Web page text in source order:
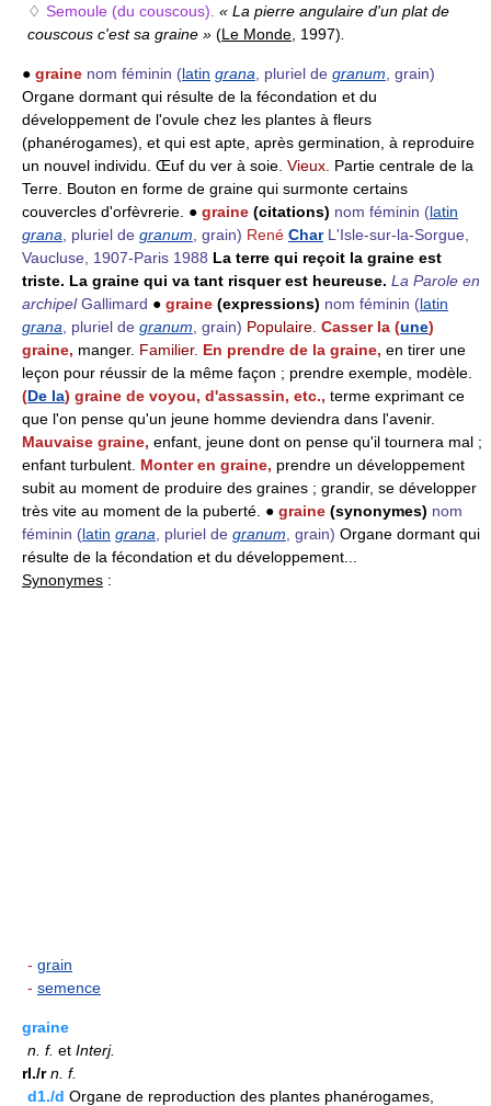
♢ Semoule (du couscous). « La pierre angulaire d'un plat de
couscous c'est sa graine » (Le Monde , 1997)
● graine nom féminin (latin grana , pluriel de granum , grain)
Organe dormant qui résulte de la fécondation et du
développement de l'ovule chez les plantes à fleurs
(phanérogames), et qui est apte, après germination, à reproduire
un nouvel individu. Œuf du ver à soie. Vieux. Partie centrale de la
Terre. Bouton en forme de graine qui surmonte certains
couvercles d'orfèvrerie. ● graine (citations) nom féminin (latin
grana , pluriel de granum , grain) René Char L'Isle-sur-la-Sorgue,
Vaucluse, 1907-Paris 1988 La terre qui reçoit la graine est
triste. La graine qui va tant risquer est heureuse. La Parole en
archipelGallimard ● graine (expressions) nom féminin (latin
grana , pluriel de granum , grain) Populaire. Casser la (une)
graine, manger. Familier. En prendre de la graine, en tirer une
leçon pour réussir de la même façon ; prendre exemple, modèle.
(De la) graine de voyou, d'assassin, etc., terme exprimant ce
que l'on pense qu'un jeune homme deviendra dans l'avenir.
Mauvaise graine, enfant, jeune dont on pense qu'il tournera mal ;
enfant turbulent. Monter en graine, prendre un développement
subit au moment de produire des graines ; grandir, se développer
très vite au moment de la puberté. ● graine (synonymes) nom
féminin (latin grana , pluriel de granum , grain) Organe dormant qui
résulte de la fécondation et du développement...
Synonymes :
- grain
- semence
graine
n. f. et Interj.
rI./r n. f.
d1./d Organe de reproduction des plantes phanérogames,